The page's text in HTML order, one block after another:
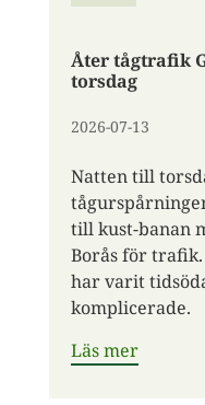
Åter tågtrafik
torsdag
2026-07-13
Natten till
till kust-banan
Borås för
har varit
komplicerade.
Läs mer